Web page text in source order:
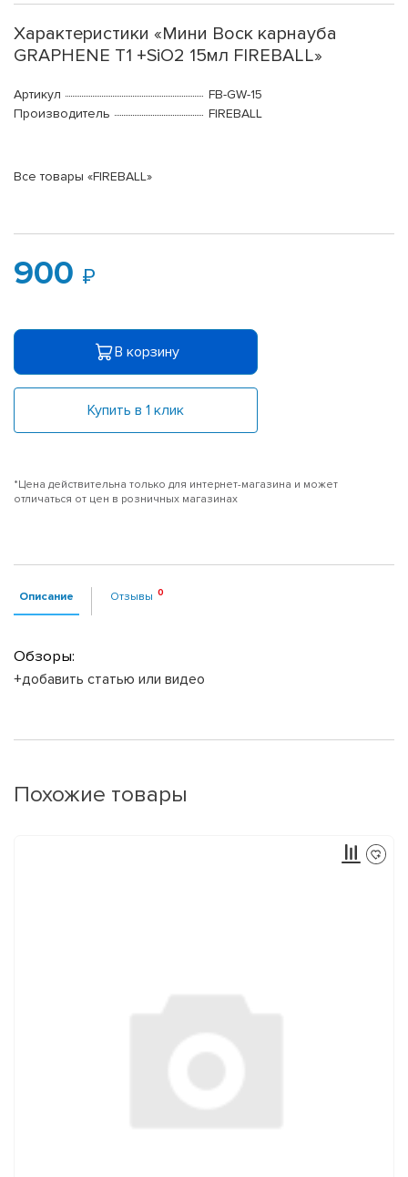
Характеристики «Мини Воск карнауба
GRAPHENE T1 +SiO2 15мл FIREBALL»
Артикул
FB-GW-15
Производитель
FIREBALL
Все товары «FIREBALL»
900
В корзину
Купить в 1 клик
*Цена действительна только для интернет-магазина и может
отличаться от цен в розничных магазинах
Описание Отзывы
Обзоры:
+добавить статью или видео
Похожие товары